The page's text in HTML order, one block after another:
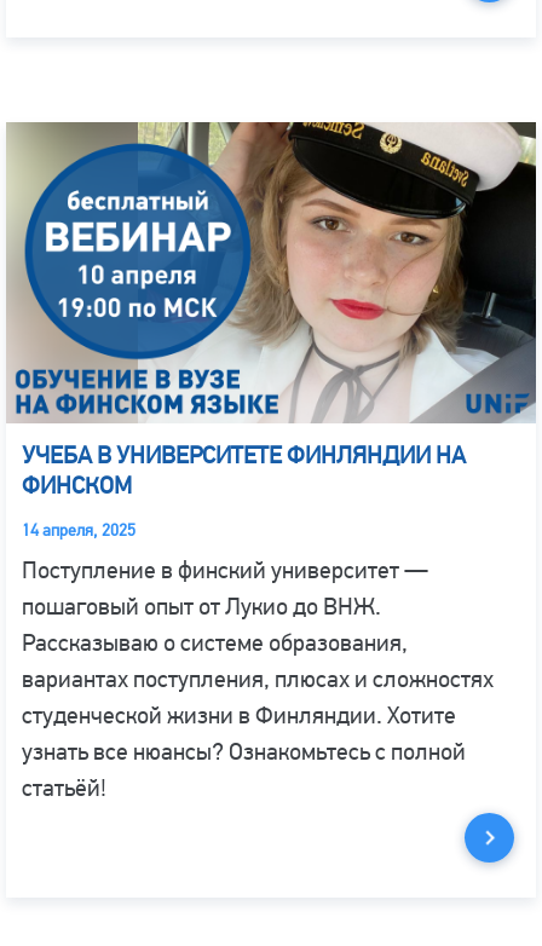
УЧЕБА В УНИВЕРСИТЕТЕ ФИНЛЯНДИИ НА
ФИНСКОМ
14 апреля, 2025
Поступление в финский университет —
пошаговый опыт от Лукио до ВНЖ.
Рассказываю о системе образования,
вариантах поступления, плюсах и сложностях
студенческой жизни в Финляндии. Хотите
узнать все нюансы? Ознакомьтесь с полной
статьёй!